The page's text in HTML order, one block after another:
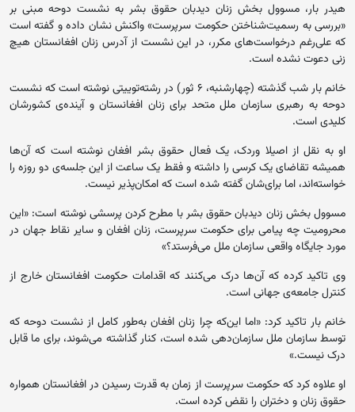
هیدر بار، مسوول بخش زنان دیدبان حقوق بشر به نشست دوحه مبنی بر
«بررسی به رسمیت‌شناختن حکومت سرپرست» واکنش نشان داده و گفته است
که علی‌رغم درخواست‌های مکرر، در این نشست از آدرس زنان افغانستان هیچ
زنی دعوت نشده است.
خانم بار شب گذشته (چهارشنبه، ۶ ثور) در رشته‌توییتی نوشته است که نشست
دوحه به رهبری سازمان ملل متحد برای زنان افغانستان و آینده‌ی کشورشان
کلیدی است.
او به نقل از اصیلا وردک، یک فعال حقوق بشر افغان نوشته است که آن‌ها
همیشه تقاضای یک کرسی را داشته و فقط یک ساعت از این جلسه‌ی دو روزه را
خواسته‌اند، اما برای‌شان گفته شده است که امکان‌پذیر نیست.
مسوول بخش زنان دیدبان حقوق بشر با مطرح کردن پرسشی نوشته است: «این
محرومیت چه پیامی برای حکومت سرپرست، زنان افغان و سایر نقاط جهان در
مورد جایگاه واقعی سازمان ملل می‌فرستد؟»
وی تاکید کرده که آن‌ها درک می‌کنند که اقدامات حکومت افغانستان خارج از
کنترل جامعه‌ی جهانی است.
خانم بار تاکید کرد: «اما این‌که چرا زنان افغان به‌طور کامل از نشست دوحه که
توسط سازمان ملل سازمان‌دهی شده است، کنار گذاشته می‌شوند، برای ما قابل
درک نیست.»
او علاوه کرد که حکومت سرپرست از زمان به قدرت رسیدن در افغانستان همواره
حقوق زنان و دختران را نقض کرده است.